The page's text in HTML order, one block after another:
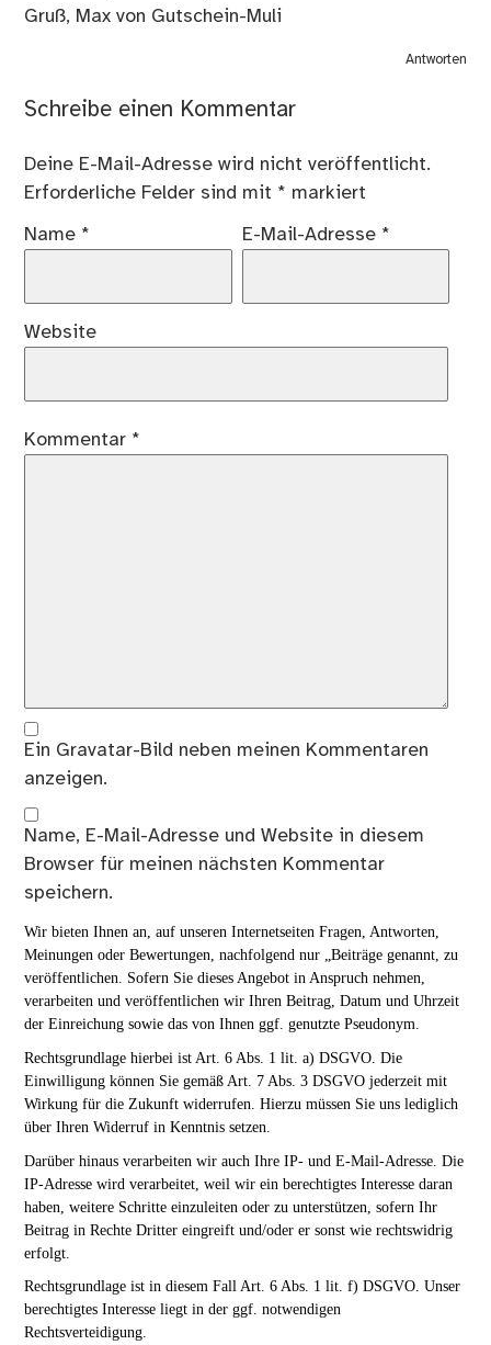
Gruß, Max von Gutschein-Muli
Antworten
Schreibe einen Kommentar
Deine E-Mail-Adresse wird nicht veröffentlicht.
Erforderliche Felder sind mit * markiert
Name * E-Mail-Adresse *
Website
Kommentar *
Ein Gravatar-Bild neben meinen Kommentaren
anzeigen.
Name, E-Mail-Adresse und Website in diesem
Browser für meinen nächsten Kommentar
speichern.
Wir bieten Ihnen an, auf unseren Internetseiten Fragen, Antworten,
Meinungen oder Bewertungen, nachfolgend nur „Beiträge genannt, zu
veröffentlichen. Sofern Sie dieses Angebot in Anspruch nehmen,
verarbeiten und veröffentlichen wir Ihren Beitrag, Datum und Uhrzeit
der Einreichung sowie das von Ihnen ggf. genutzte Pseudonym.
Rechtsgrundlage hierbei ist Art. 6 Abs. 1 lit. a) DSGVO. Die
Einwilligung können Sie gemäß Art. 7 Abs. 3 DSGVO jederzeit mit
Wirkung für die Zukunft widerrufen. Hierzu müssen Sie uns lediglich
über Ihren Widerruf in Kenntnis setzen.
Darüber hinaus verarbeiten wir auch Ihre IP- und E-Mail-Adresse. Die
IP-Adresse wird verarbeitet, weil wir ein berechtigtes Interesse daran
haben, weitere Schritte einzuleiten oder zu unterstützen, sofern Ihr
Beitrag in Rechte Dritter eingreift und/oder er sonst wie rechtswidrig
erfolgt.
Rechtsgrundlage ist in diesem Fall Art. 6 Abs. 1 lit. f) DSGVO. Unser
berechtigtes Interesse liegt in der ggf. notwendigen
Rechtsverteidigung.